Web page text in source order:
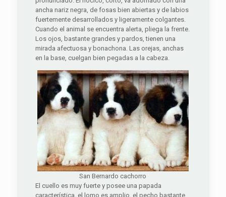
ancha nariz negra, de fosas bien abiertas y de labios
fuertemente desarrollados y ligeramente colgantes.
Cuando el animal se encuentra alerta, pliega la frente.
Los ojos, bastante grandes y pardos, tienen una
mirada afectuosa y bonachona. Las orejas, anchas
en la base, cuelgan bien pegadas a la cabeza.
San Bernardo cachorro
El cuello es muy fuerte y posee una papada
característica, el lomo es amplio, el pecho bastante